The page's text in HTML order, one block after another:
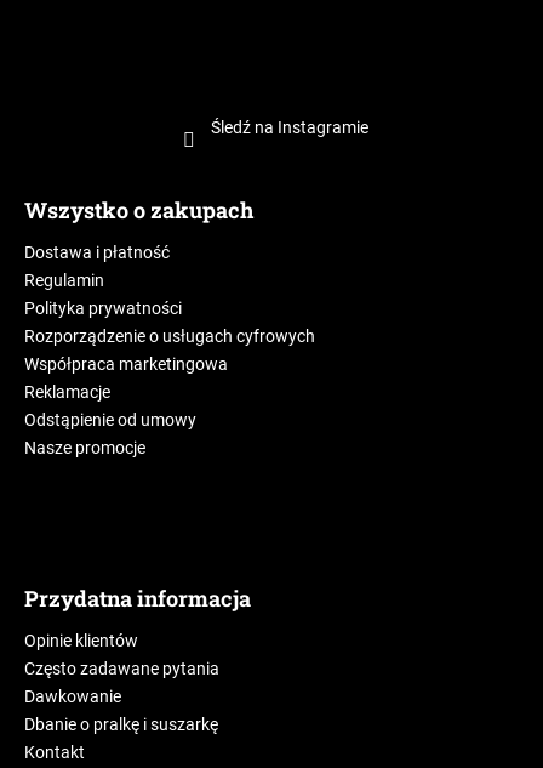
Śledź na Instagramie
Wszystko o zakupach
Dostawa i płatność
Regulamin
Polityka prywatności
Rozporządzenie o usługach cyfrowych
Współpraca marketingowa
Reklamacje
Odstąpienie od umowy
Nasze promocje
Przydatna informacja
Opinie klientów
Często zadawane pytania
Dawkowanie
Dbanie o pralkę i suszarkę
Kontakt